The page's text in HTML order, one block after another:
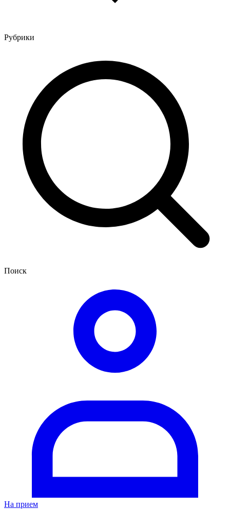
Рубрики
Поиск
На прием